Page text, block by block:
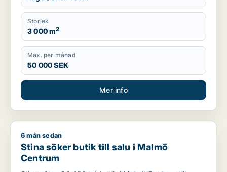
Storlek
3 000 m2
Max. per månad
50 000 SEK
Mer info
Stina söker butik till salu i Malmö Centrum
6 mån sedan
Stina söker butik till salu i Malmö
Centrum